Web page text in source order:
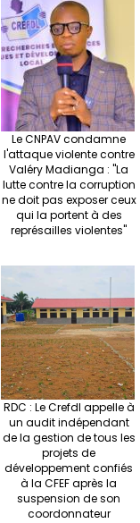
o
k
Le CNPAV condamne
l'attaque violente contre
Valéry Madianga : "La
lutte contre la corruption
ne doit pas exposer ceux
qui la portent à des
représailles violentes"
RDC : Le Crefdl appelle à
un audit indépendant
de la gestion de tous les
projets de
développement confiés
à la CFEF après la
suspension de son
coordonnateur